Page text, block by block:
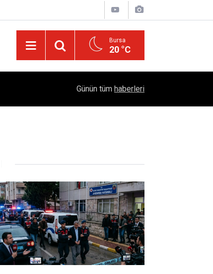
Bursa
20 °C
Sempozyumu Diyarbakır'da!
Günün tüm haberleri